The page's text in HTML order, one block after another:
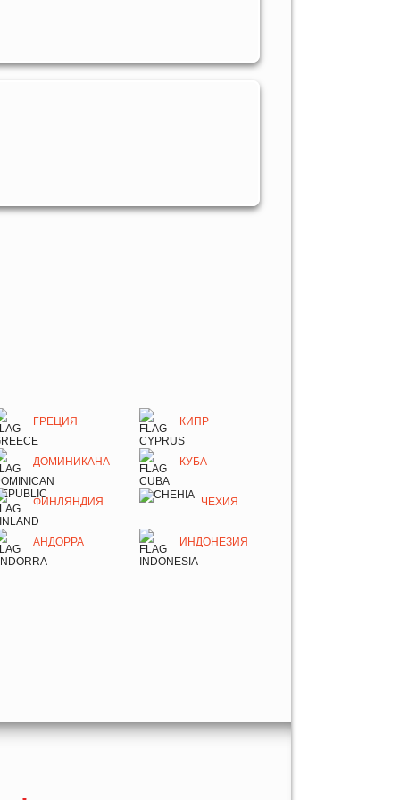
ГРЕЦИЯ КИПР
ДОМИНИКАНА КУБА
ФИНЛЯНДИЯ ЧЕХИЯ
АНДОРРА ИНДОНЕЗИЯ